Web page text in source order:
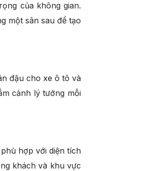
của không gian.
một sân sau để tạo
đậu cho xe ô tô và
cảnh lý tưởng mỗi
hợp với diện tích
khách và khu vực